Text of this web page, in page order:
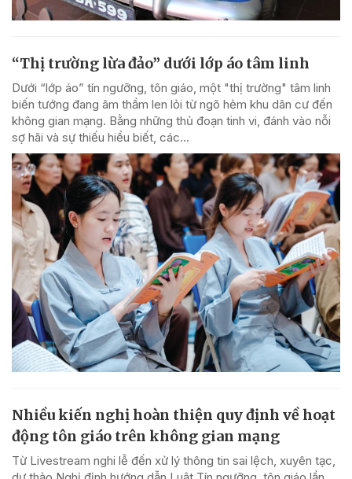
“Thị trường lừa đảo” dưới lớp áo tâm linh
Dưới “lớp áo” tín ngưỡng, tôn giáo, một "thị trường" tâm linh
biến tướng đang âm thầm len lỏi từ ngõ hẻm khu dân cư đến
không gian mạng. Bằng những thủ đoạn tinh vi, đánh vào nỗi
sợ hãi và sự thiếu hiểu biết, các...
Nhiều kiến nghị hoàn thiện quy định về hoạt
động tôn giáo trên không gian mạng
Từ Livestream nghi lễ đến xử lý thông tin sai lệch, xuyên tạc,